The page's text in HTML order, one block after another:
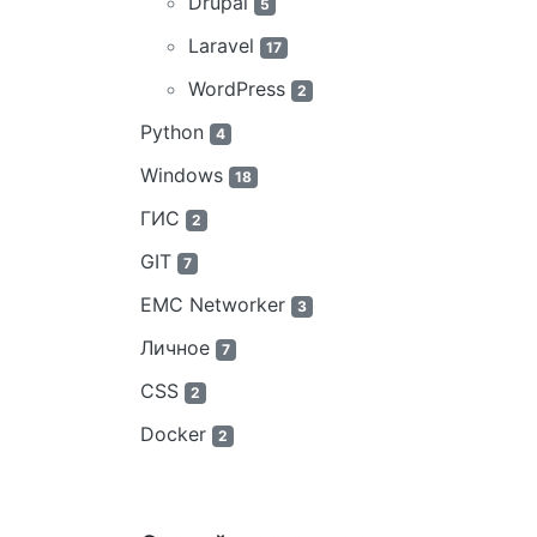
5
Laravel 17
WordPress 2
Python 4
Windows 18
ГИС 2
GIT 7
EMC Networker 3
Личное 7
CSS 2
Docker 2